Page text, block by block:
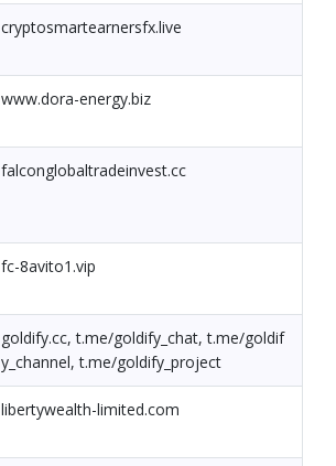
cryptosmartearnersfx.live
www.dora-energy.biz
falconglobaltradeinvest.cc
fc-8avito1.vip
goldify.cc, t.me/goldify_chat, t.me/goldif
y_channel, t.me/goldify_project
libertywealth-limited.com